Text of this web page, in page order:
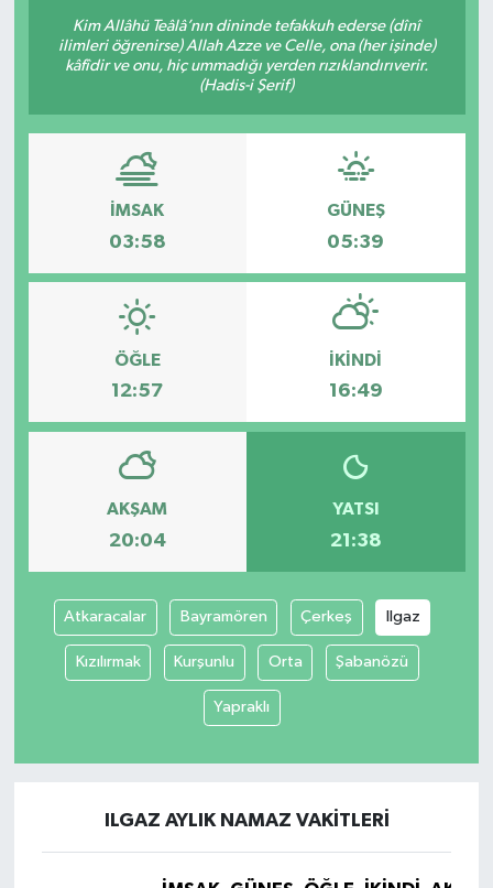
Kim Allâhü Teâlâ’nın dininde tefakkuh ederse (dînî
ilimleri öğrenirse) Allah Azze ve Celle, ona (her işinde)
kâfîdir ve onu, hiç ummadığı yerden rızıklandırıverir.
(Hadis-i Şerif)
İMSAK
03:58
GÜNEŞ
05:39
ÖĞLE
12:57
İKINDI
16:49
AKŞAM
20:04
YATSI
21:38
Atkaracalar Bayramören Çerkeş Ilgaz
Kızılırmak Kurşunlu Orta Şabanözü
Yapraklı
ILGAZ AYLIK NAMAZ VAKITLERI